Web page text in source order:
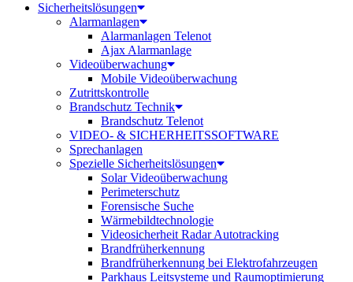
Sicherheitslösungen
Alarmanlagen
Alarmanlagen Telenot
Ajax Alarmanlage
Videoüberwachung
Mobile Videoüberwachung
Zutrittskontrolle
Brandschutz Technik
Brandschutz Telenot
VIDEO- & SICHERHEITSSOFTWARE
Sprechanlagen
Spezielle Sicherheitslösungen
Solar Videoüberwachung
Perimeterschutz
Forensische Suche
Wärmebildtechnologie
Videosicherheit Radar Autotracking​
Brandfrüherkennung
Brandfrüherkennung bei Elektrofahrzeugen
Parkhaus Leitsysteme und Raumoptimierung